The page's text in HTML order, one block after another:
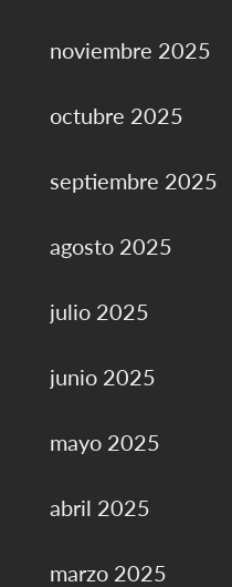
noviembre 2025
octubre 2025
septiembre 2025
agosto 2025
julio 2025
junio 2025
mayo 2025
abril 2025
marzo 2025